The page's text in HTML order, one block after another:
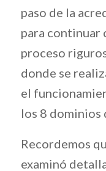
paso de la
para continuar
proceso
donde se
el
los 8 dominios
Recordemos
examinó